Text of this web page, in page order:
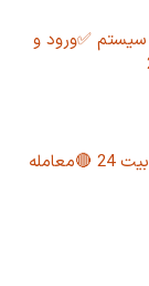
صرافی بیت 24 برای سیستم ✅ورود و
آموزش خرید و فروش در صرافی بیت 24 🔴معامله